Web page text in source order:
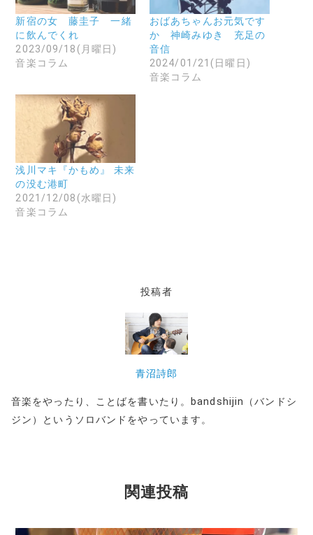
る
に
は
ク
リ
ッ
ク
く
だ
(
し
い
ウ
ィ
ン
ド
ウ
で
開
で
リ
ン
ク
を
送
し
い
ウ
ィ
ン
ド
ウ
で
開
き
す
)
し
い
ウ
ン
ド
き
新宿の女 藤圭子 一緒
に飲んでくれ
2023/09/18(月曜日)
音楽コラム
おばあちゃんお元気です
か 神崎みゆき 充足の
音信
2024/01/21(日曜日)
音楽コラム
浅川マキ『かもめ』 未来
の没む港町
2021/12/08(水曜日)
音楽コラム
投稿者
青沼詩郎
音楽をやったり、ことばを書いたり。bandshijin（バンドシ
ジン）というソロバンドをやっています。
関連投稿